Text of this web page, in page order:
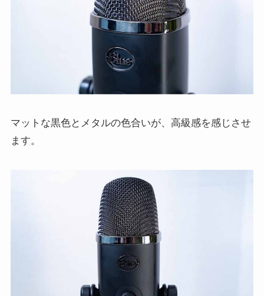
マットな黒色とメタルの色合いが、高級感を感じさせ
ます。